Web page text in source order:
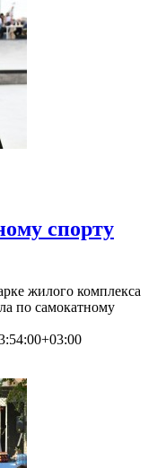
спорту
жилого комплекса
по самокатному